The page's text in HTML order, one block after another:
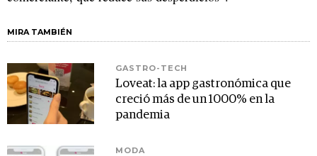
MIRA TAMBIÉN
GASTRO-TECH
Loveat: la app gastronómica que
creció más de un 1000% en la
pandemia
MODA